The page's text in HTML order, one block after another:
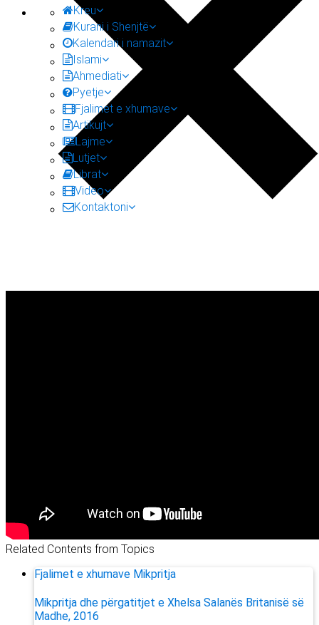
Kreu
Kurani i Shenjtë
Kalendari i namazit
Islami
Ahmediati
Pyetje
Fjalimet e xhumave
Artikujt
Lajme
Lutjet
Librat
Video
Kontaktoni
Related Contents from Topics
Fjalimet e xhumave Mikpritja
Mikpritja dhe përgatitjet e Xhelsa Salanës Britanisë së
Madhe, 2016